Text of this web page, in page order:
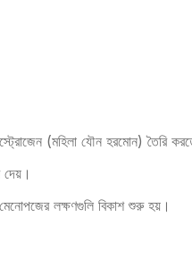
(মহিলা যৌন হরমোন) তৈরি
দেয়।
লক্ষণগুলি বিকাশ শুরু হয়।